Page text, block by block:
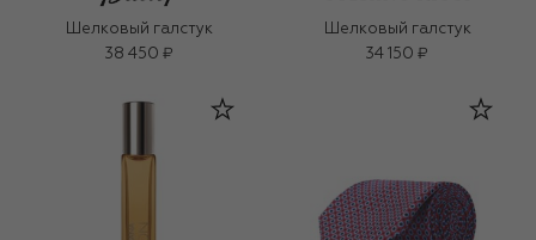
Шелковый галстук
38 450 ₽
Шелковый галстук
34 150 ₽